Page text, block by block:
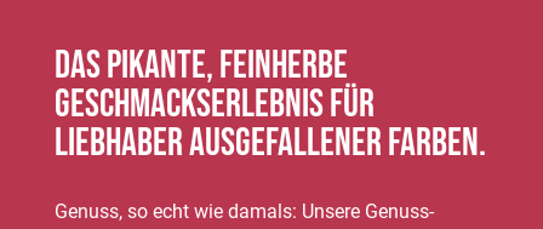
Das pikante, feinherbe
Geschmackserlebnis für
Liebhaber ausgefallener Farben.
Genuss, so echt wie damals: Unsere Genuss-